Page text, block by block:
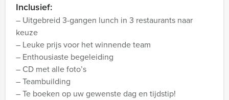
Inclusief:
– Uitgebreid 3-gangen lunch in 3 restaurants naar
keuze
– Leuke prijs voor het winnende team
– Enthousiaste begeleiding
– CD met alle foto’s
– Teambuilding
– Te boeken op uw gewenste dag en tijdstip!